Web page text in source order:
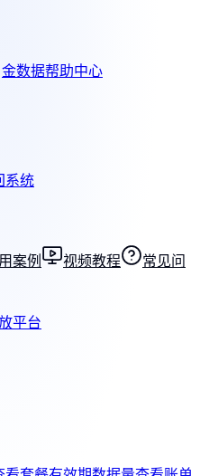
金数据帮助中心
系统
案例 视频教程
常见问
平台